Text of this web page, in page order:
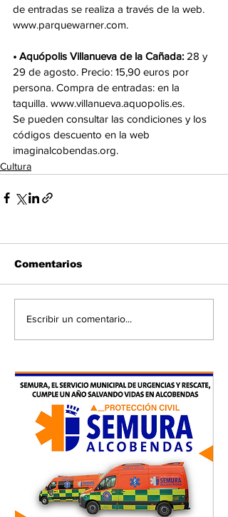
de entradas se realiza a través de la web.
www.parquewarner.com.
• Aquópolis Villanueva de la Cañada: 28 y
29 de agosto. Precio: 15,90 euros por
persona. Compra de entradas: en la
taquilla. www.villanueva.aquopolis.es.
Se pueden consultar las condiciones y los
códigos descuento en la web
imaginalcobendas.org.
Cultura
Comentarios
Escribir un comentario...